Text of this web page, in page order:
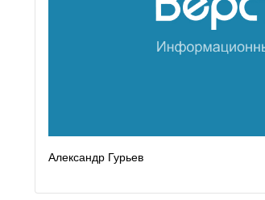
Александр Гурьев